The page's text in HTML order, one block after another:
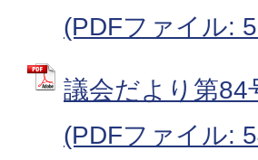
(PDFファイル:
議会だより第84
(PDFファイル: